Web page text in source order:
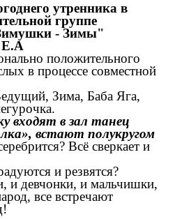
утренника в
группе
- Зимы"
положительного
в процессе совместной
Зима, Баба Яга,
входят в зал танец
встают полукругом
Всё сверкает и
и резвятся?
и девчонки, и мальчишки,
все встречают